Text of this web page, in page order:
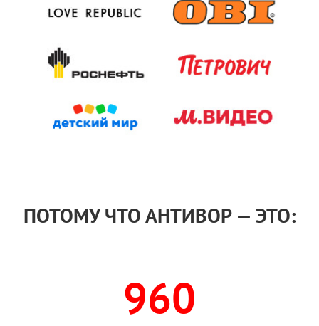
ПОТОМУ ЧТО АНТИВОР — ЭТО:
960